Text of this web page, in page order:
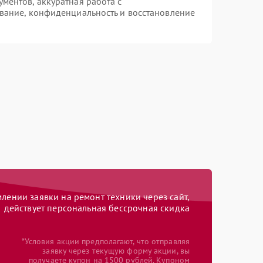
конфиденциальность и восстановление
заявки на ремонт техники через сайт,
действует персональная бессрочная скидка
*Условия акции предполагают, что отправляя
заявку через текущую форму акции, вы
получаете купон на 1500 рублей. Купоном